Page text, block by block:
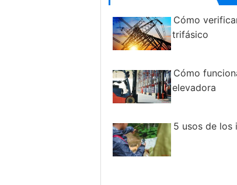
Cómo
trifásico
Cómo
elevadora
5 usos de los